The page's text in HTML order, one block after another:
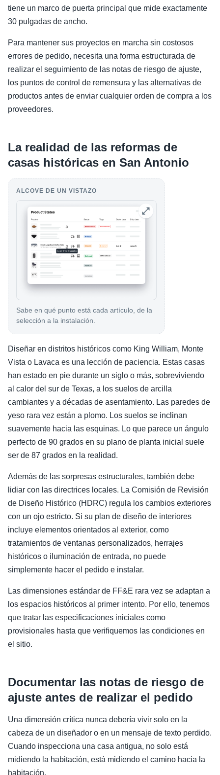
tiene un marco de puerta principal que mide exactamente
30 pulgadas de ancho.
Para mantener sus proyectos en marcha sin costosos
errores de pedido, necesita una forma estructurada de
realizar el seguimiento de las notas de riesgo de ajuste,
los puntos de control de remensura y las alternativas de
productos antes de enviar cualquier orden de compra a los
proveedores.
La realidad de las reformas de
casas históricas en San Antonio
ALCOVE DE UN VISTAZO
Sabe en qué punto está cada artículo, de la
selección a la instalación.
Diseñar en distritos históricos como King William, Monte
Vista o Lavaca es una lección de paciencia. Estas casas
han estado en pie durante un siglo o más, sobreviviendo
al calor del sur de Texas, a los suelos de arcilla
cambiantes y a décadas de asentamiento. Las paredes de
yeso rara vez están a plomo. Los suelos se inclinan
suavemente hacia las esquinas. Lo que parece un ángulo
perfecto de 90 grados en su plano de planta inicial suele
ser de 87 grados en la realidad.
Además de las sorpresas estructurales, también debe
lidiar con las directrices locales. La Comisión de Revisión
de Diseño Histórico (HDRC) regula los cambios exteriores
con un ojo estricto. Si su plan de diseño de interiores
incluye elementos orientados al exterior, como
tratamientos de ventanas personalizados, herrajes
históricos o iluminación de entrada, no puede
simplemente hacer el pedido e instalar.
Las dimensiones estándar de FF&E rara vez se adaptan a
los espacios históricos al primer intento. Por ello, tenemos
que tratar las especificaciones iniciales como
provisionales hasta que verifiquemos las condiciones en
el sitio.
Documentar las notas de riesgo de
ajuste antes de realizar el pedido
Una dimensión crítica nunca debería vivir solo en la
cabeza de un diseñador o en un mensaje de texto perdido.
Cuando inspecciona una casa antigua, no solo está
midiendo la habitación, está midiendo el camino hacia la
habitación.